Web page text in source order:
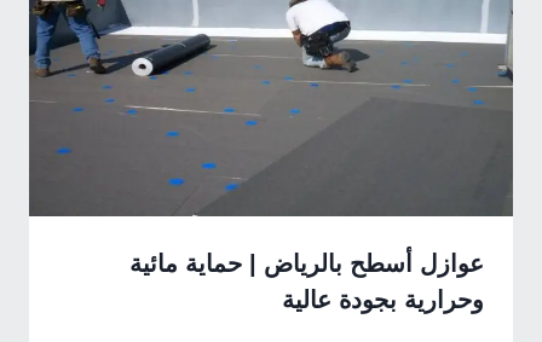
عوازل أسطح بالرياض | حماية مائية
وحرارية بجودة عالية